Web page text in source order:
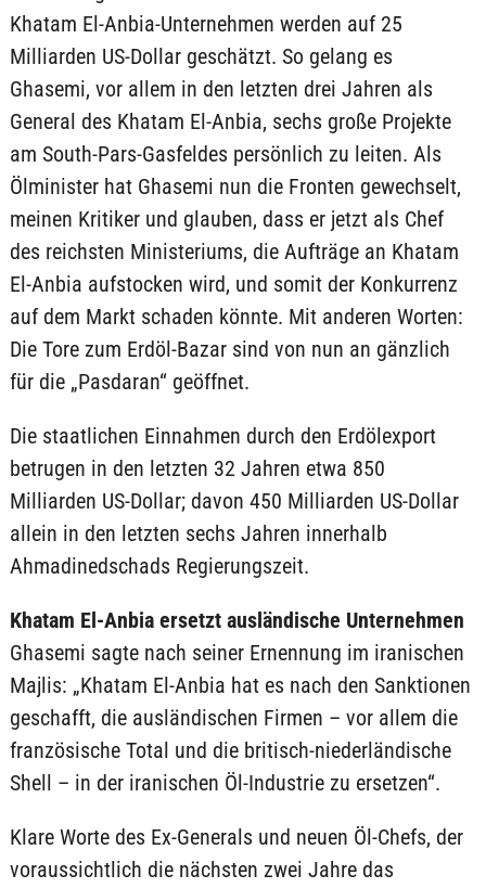
Khatam El-Anbia-Unternehmen werden auf 25
Milliarden US-Dollar geschätzt. So gelang es
Ghasemi, vor allem in den letzten drei Jahren als
General des Khatam El-Anbia, sechs große Projekte
am South-Pars-Gasfeldes persönlich zu leiten. Als
Ölminister hat Ghasemi nun die Fronten gewechselt,
meinen Kritiker und glauben, dass er jetzt als Chef
des reichsten Ministeriums, die Aufträge an Khatam
El-Anbia aufstocken wird, und somit der Konkurrenz
auf dem Markt schaden könnte. Mit anderen Worten:
Die Tore zum Erdöl-Bazar sind von nun an gänzlich
für die „Pasdaran“ geöffnet.
Die staatlichen Einnahmen durch den Erdölexport
betrugen in den letzten 32 Jahren etwa 850
Milliarden US-Dollar; davon 450 Milliarden US-Dollar
allein in den letzten sechs Jahren innerhalb
Ahmadinedschads Regierungszeit.
Khatam El-Anbia ersetzt ausländische Unternehmen
Ghasemi sagte nach seiner Ernennung im iranischen
Majlis: „Khatam El-Anbia hat es nach den Sanktionen
geschafft, die ausländischen Firmen – vor allem die
französische Total und die britisch-niederländische
Shell – in der iranischen Öl-Industrie zu ersetzen“.
Klare Worte des Ex-Generals und neuen Öl-Chefs, der
voraussichtlich die nächsten zwei Jahre das